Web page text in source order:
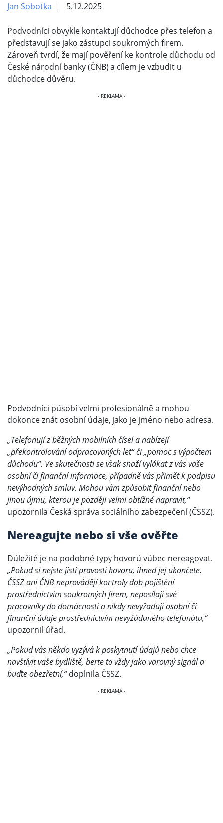
Jan Sobotka 5.12.2025
Podvodníci obvykle kontaktují důchodce přes telefon a
představují se jako zástupci soukromých firem.
Zároveň tvrdí, že mají pověření ke kontrole důchodu od
České národní banky (ČNB) a cílem je vzbudit u
důchodce důvěru.
Podvodníci působí velmi profesionálně a mohou
dokonce znát osobní údaje, jako je jméno nebo adresa.
„Telefonují z běžných mobilních čísel a nabízejí
„překontrolování odpracovaných let“ či „pomoc s výpočtem
důchodu“. Ve skutečnosti se však snaží vylákat z vás vaše
osobní či finanční informace, případně vás přimět k podpisu
nevýhodných smluv. Mohou vám způsobit finanční nebo
jinou újmu, kterou je později velmi obtížné napravit,“
upozornila Česká správa sociálního zabezpečení (ČSSZ).
Nereagujte nebo si vše ověřte
Důležité je na podobné typy hovorů vůbec nereagovat.
„Pokud si nejste jisti pravostí hovoru, ihned jej ukončete.
ČSSZ ani ČNB neprovádějí kontroly dob pojištění
prostřednictvím soukromých firem, neposílají své
pracovníky do domácností a nikdy nevyžadují osobní či
finanční údaje prostřednictvím nevyžádaného telefonátu,“
upozornil úřad.
„Pokud vás někdo vyzývá k poskytnutí údajů nebo chce
navštívit vaše bydliště, berte to vždy jako varovný signál a
buďte obezřetní,“doplnila ČSSZ.